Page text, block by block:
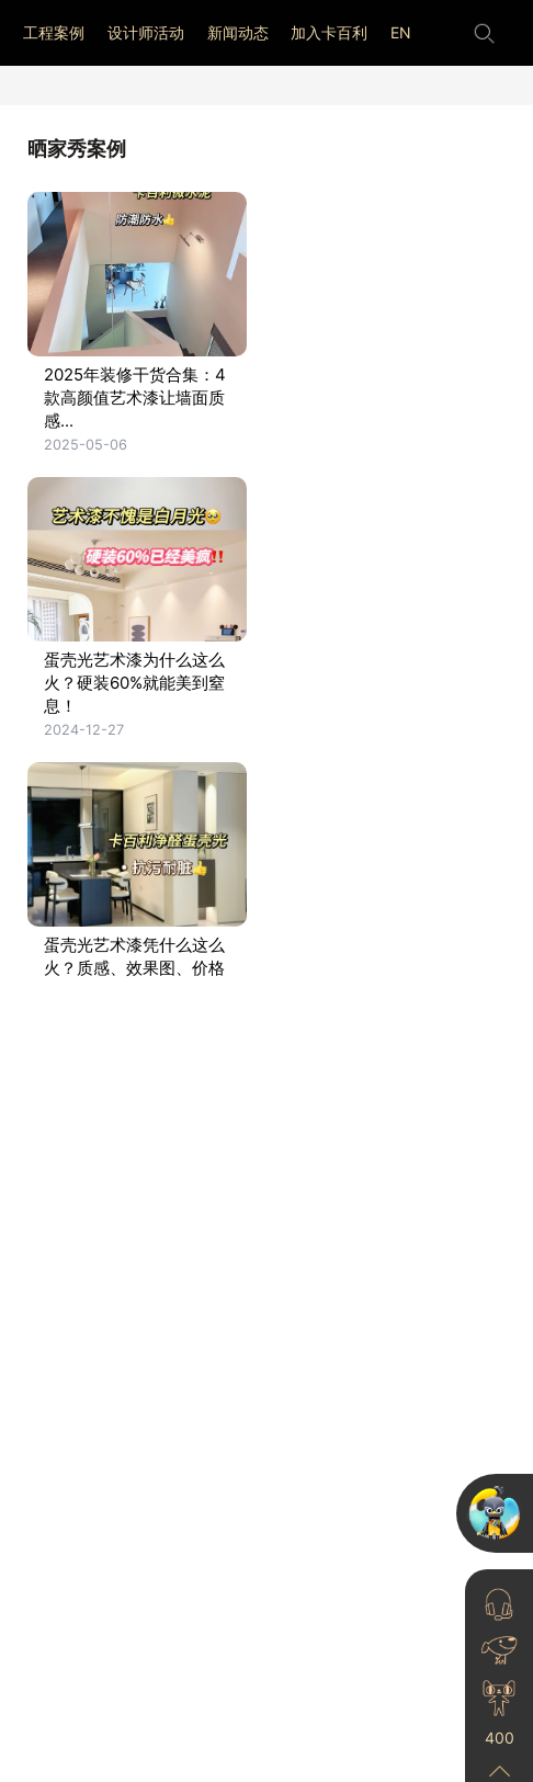
工程案例 设计师活动 新闻动态 加入卡百利 EN
晒家秀案例
2025年装修干货合集：4
款高颜值艺术漆让墙面质
感...
2025-05-06
蛋壳光艺术漆为什么这么
火？硬装60%就能美到窒
息！
2024-12-27
蛋壳光艺术漆凭什么这么
火？质感、效果图、价格
400